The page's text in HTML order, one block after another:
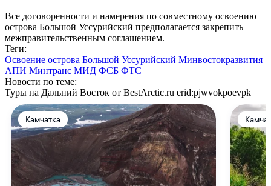
Все договоренности и намерения по совместному освоению
острова Большой Уссурийский предполагается закрепить
межправительственным соглашением.
Теги:
Освоение острова Большой Уссурийский Минвостокразвития
АПИ Минтранс МИД ФСБ ФТС
Новости по теме:
Туры на Дальний Восток от BestArctic.ru erid:pjwvokpoevpk